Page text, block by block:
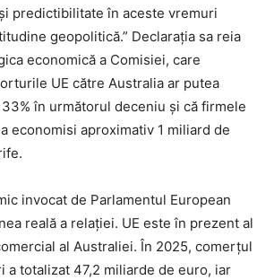
predictibilitate în aceste vremuri
geopolitică.” Declarația sa reia
economică a Comisiei, care
UE către Australia ar putea
în următorul deceniu și că firmele
economisi aproximativ 1 miliard de
invocat de Parlamentul European
reală a relației. UE este în prezent al
al Australiei. În 2025, comerțul
a totalizat 47,2 miliarde de euro, iar